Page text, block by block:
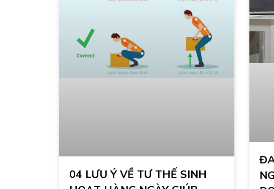
04 LƯU Ý VỀ TƯ THẾ SINH